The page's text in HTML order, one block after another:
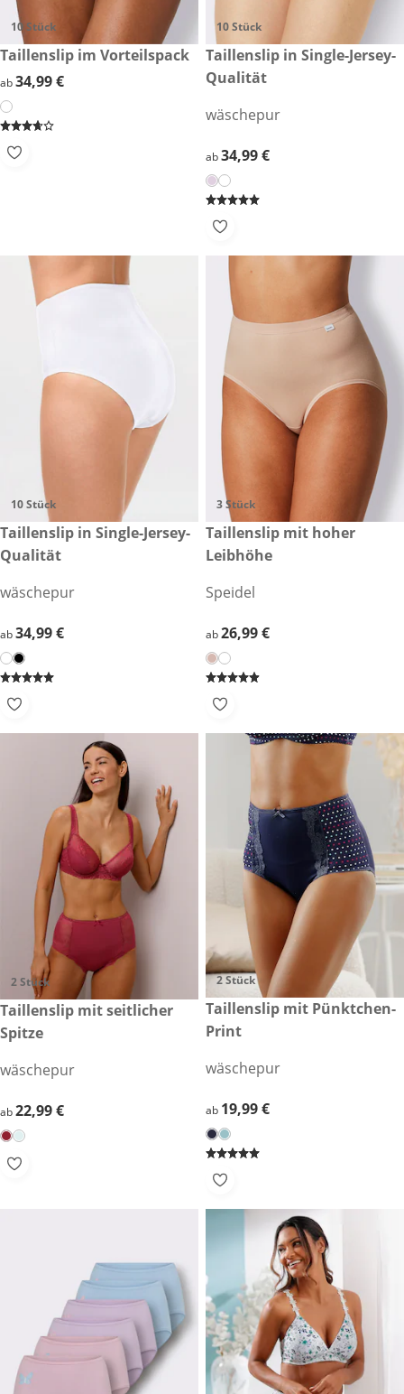
10 Stück
34,99 €
Taillenslip im Vorteilspack
34,99 €
ab34,99 €
10 Stück
34,99 €
Taillenslip in Single-Jersey-
Qualität
wäschepur
34,99 €
ab34,99 €
10 Stück
34,99 €
Taillenslip in Single-Jersey-
Qualität
wäschepur
34,99 €
ab34,99 €
3 Stück
26,99 €
Taillenslip mit hoher
Leibhöhe
Speidel
26,99 €
ab26,99 €
2 Stück
22,99 €
Taillenslip mit seitlicher
Spitze
wäschepur
22,99 €
ab22,99 €
2 Stück
19,99 €
Taillenslip mit Pünktchen-
Print
wäschepur
19,99 €
ab 19,99 €